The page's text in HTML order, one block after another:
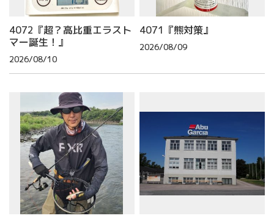
4072『超？高比重エラスト
マー誕生！』
2026/08/10
4071『熊対策』
2026/08/09